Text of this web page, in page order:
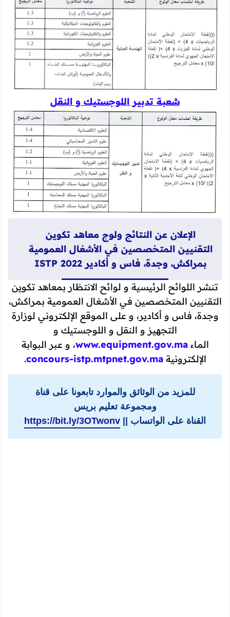
شعبة تدبير اللوجستيك و النقل
الإعلان عن النتائج ولوج معاهد تكوين
التقنيين المتخصصين في الأشغال العمومية
بمراكش، وجدة، فاس و أكادير ISTP 2022
تنشر اللوائح الرئيسية و لوائح الانتظار بمعاهد تكوين
التقنيين المتخصصين في الأشغال العمومية بمراكش،
وجدة، فاس و أكادير، و على الموقع الإلكتروني لوزارة
التجهيز و النقل و اللوجستيك و
الماءwww.equipment.gov.ma، و عبر البوابة
الإلكترونيةconcours-istp.mtpnet.gov.ma
.
للمزيد من الوثائق والموارد تابعونا على قناة
ومجموعة تعليم بريس
القناة على الواتساب || https://bit.ly/3OTwonv